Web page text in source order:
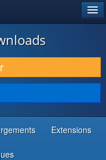
Extensions